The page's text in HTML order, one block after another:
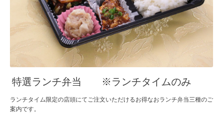
特選ランチ弁当 ※ランチタイムのみ
ランチタイム限定の店頭にてご注文いただけるお得なおランチ弁当三種のご
案内です。